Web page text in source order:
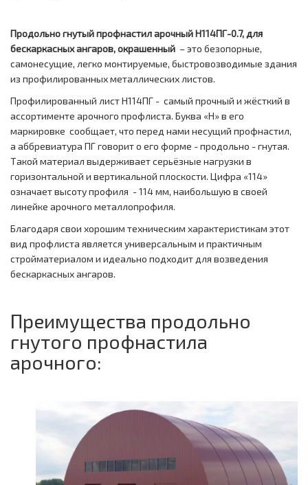
Продольно гнутый профнастил арочный H114ПГ-0.7, для
бескаркасных ангаров, окрашенный – это безопорные,
самонесущие, легко монтируемые, быстровозводимые здания
из профилированных металлических листов.
Профилированный лист Н114ПГ - самый прочный и жёсткий в
ассортименте арочного профлиста. Буква «Н» в его
маркировке сообщает, что перед нами несущий профнастил,
а аббревиатура ПГ говорит о его форме - продольно - гнутая.
Такой материал выдерживает серьёзные нагрузки в
горизонтальной и вертикальной плоскости. Цифра «114»
означает высоту профиля - 114 мм, наибольшую в своей
линейке арочного металлопрофиля.
Благодаря свои хорошим техническим характеристикам этот
вид профлиста является универсальным и практичным
стройматериалом и идеально подходит для возведения
бескаркасных ангаров.
Преимущества продольно
гнутого профнастила
арочного: